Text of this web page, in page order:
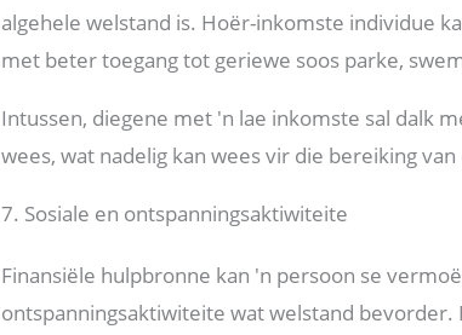
algehele welstand is. Hoër-inkomste individue
met beter toegang tot geriewe soos parke,
Intussen, diegene met 'n lae inkomste sal dalk
wees, wat nadelig kan wees vir die bereiking
7. Sosiale en ontspanningsaktiwiteite
Finansiële hulpbronne kan 'n persoon se
ontspanningsaktiwiteite wat welstand